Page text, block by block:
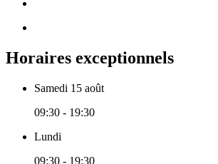
Horaires exceptionnels
Samedi 15 août
09:30 - 19:30
Lundi
09:30 - 19:30